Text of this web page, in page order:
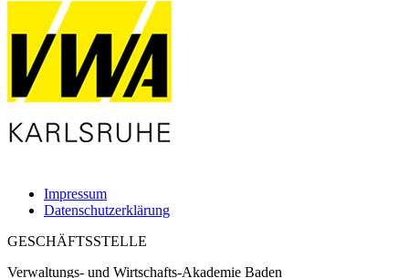
Impressum
Datenschutzerklärung
GESCHÄFTSSTELLE
Verwaltungs- und Wirtschafts-Akademie Baden